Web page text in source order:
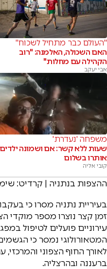
"העולם כבר מתחיל לשכוח"
האם השכולה, האלמנה: "רוב
הקהילה עם מחלות"
אבי יעקב
משפחה 'נעדרת'
שעות ללא קשר: אם ושמונה ילדים
אותרו בשלום
קובי אליה
ההצפות בנתניה | קרדיט:
בעיריית נתניה מסרו כי
זמן קצר נוצרו מספר מוקדי
עירוניים פועלים לטיפול
המטאורולוגי נמסר כי
לאורך החוף הצפוני
ברעננה ובהרצליה.